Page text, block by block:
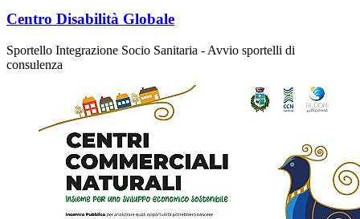
Centro Disabilità Globale
Sportello Integrazione Socio Sanitaria - Avvio sportelli di
consulenza